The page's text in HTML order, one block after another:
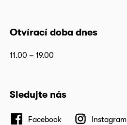
Otvírací doba dnes
11.00 – 19.00
Sledujte nás
Facebook Instagram